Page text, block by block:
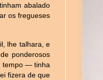
abalado
os fregueses
lhe talhara, e
ponderosos
tempo — tinha
fizera de que